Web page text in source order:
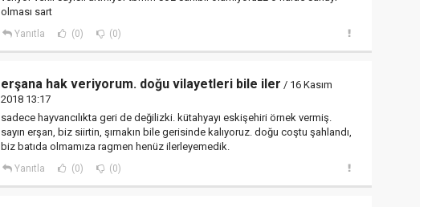
olması sart
Yanıtla (0) (0)
erşana hak veriyorum. doğu vilayetleri bile iler / 16 Kasım
2018 13:17
sadece hayvancılıkta geri de değilizki. kütahyayı eskişehiri örnek vermiş.
sayın erşan, biz siirtin, şırnakın bile gerisinde kalıyoruz. doğu coştu şahlandı,
biz batıda olmamıza ragmen henüz ilerleyemedik.
Yanıtla (0) (0)